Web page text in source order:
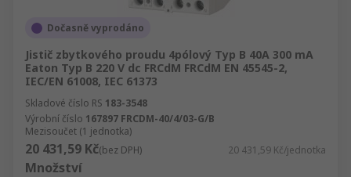
Dočasně vyprodáno
Jistič zbytkového proudu 4pólový Typ B 40A 300 mA
Eaton Typ B 220 V dc FRCdM FRCdM EN 45545-2,
IEC/EN 61008, IEC 61373
Skladové číslo RS 183-3548
Výrobní číslo 167897 FRCDM-40/4/03-G/B
Mezisoučet (1 jednotka)
20 431,59 Kč(bez DPH) 20 431,59 Kč/jednotka
Množství